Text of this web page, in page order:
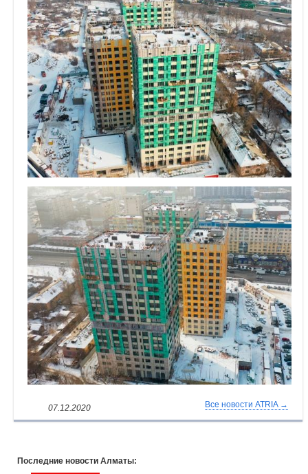
07.12.2020 Все новости ATRIA →
Последние новости Алматы: